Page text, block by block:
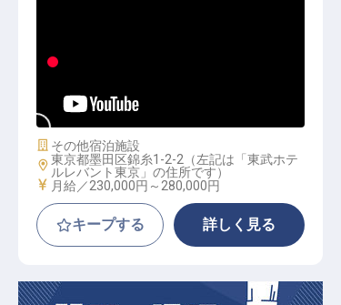
料飲主任
施設業態
その他宿泊施設
勤務地
東京都墨田区錦糸1-2-2（左記は「東武ホテ
ルレバント東京」の住所です）
給与
月給／230,000円～ 280,000円
キープする 詳しく見る